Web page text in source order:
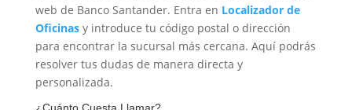
web de Banco Santander. Entra en Localizador de
Oficinasy introduce tu código postal o dirección
para encontrar la sucursal más cercana. Aquí podrás
resolver tus dudas de manera directa y
personalizada.